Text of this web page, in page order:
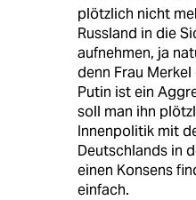
plötzlich nicht
Russland in die
aufnehmen, ja
denn Frau
Putin ist ein
soll man ihn
Innenpolitik mit
Deutschlands in
einen Konsens
einfach.